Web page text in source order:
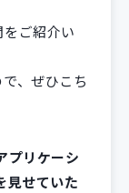
ご紹介い
、ぜひこち
プリケーシ
せていた